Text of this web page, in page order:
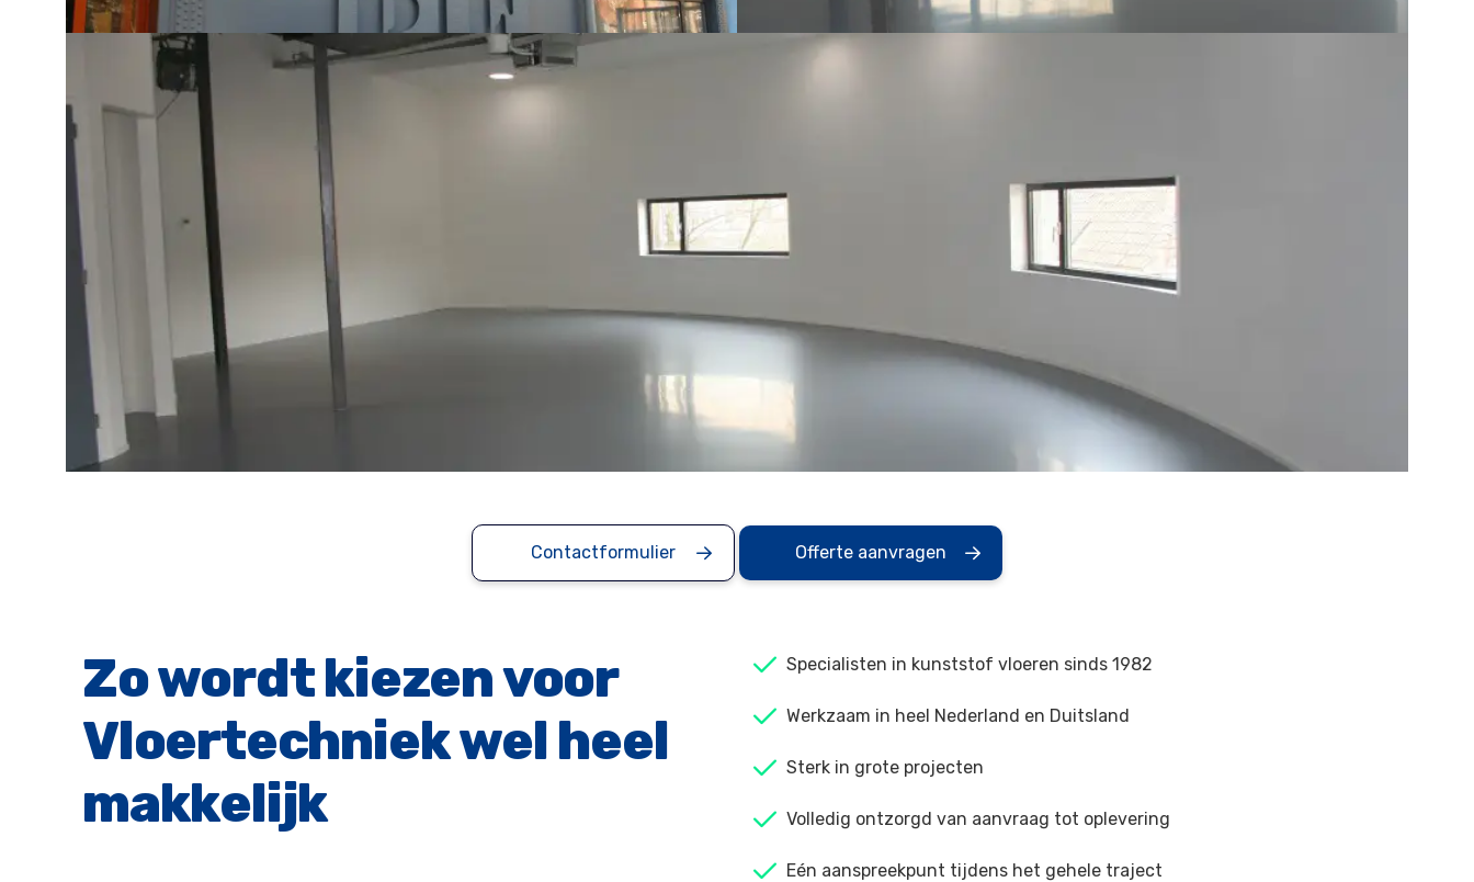
Contactformulier Offerte aanvragen
Zo wordt kiezen voor
Vloertechniek wel heel
makkelijk
Specialisten in kunststof vloeren sinds 1982
Werkzaam in heel Nederland en Duitsland
Sterk in grote projecten
Volledig ontzorgd van aanvraag tot oplevering
Eén aanspreekpunt tijdens het gehele traject